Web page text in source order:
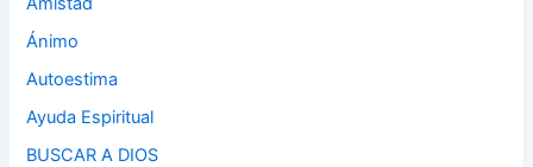
Ánimo
Autoestima
Ayuda Espiritual
BUSCAR A DIOS